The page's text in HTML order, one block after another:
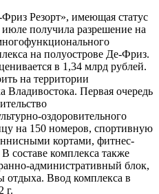
Резорт», имеющая статус
получила разрешение на
на полуострове Де-Фриз.
в 1,34 млрд рублей.
на территории
Владивостока. Первая очередь
оздоровительного
на 150 номеров, спортивную
кортами, фитнес-
составе комплекса также
административный блок,
Ввод комплекса в
г.